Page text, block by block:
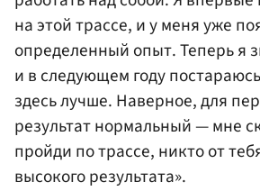
на этой трассе, и у меня уже
определенный опыт. Теперь я
и в следующем году
здесь лучше. Наверное, для
результат нормальный — мне
пройди по трассе, никто от
высокого результата».